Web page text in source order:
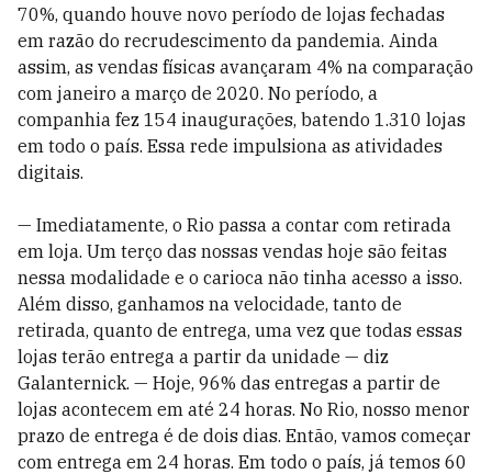
70%, quando houve novo período de lojas fechadas
em razão do recrudescimento da pandemia. Ainda
assim, as vendas físicas avançaram 4% na comparação
com janeiro a março de 2020. No período, a
companhia fez 154 inaugurações, batendo 1.310 lojas
em todo o país. Essa rede impulsiona as atividades
digitais.
— Imediatamente, o Rio passa a contar com retirada
em loja. Um terço das nossas vendas hoje são feitas
nessa modalidade e o carioca não tinha acesso a isso.
Além disso, ganhamos na velocidade, tanto de
retirada, quanto de entrega, uma vez que todas essas
lojas terão entrega a partir da unidade — diz
Galanternick. — Hoje, 96% das entregas a partir de
lojas acontecem em até 24 horas. No Rio, nosso menor
prazo de entrega é de dois dias. Então, vamos começar
com entrega em 24 horas. Em todo o país, já temos 60